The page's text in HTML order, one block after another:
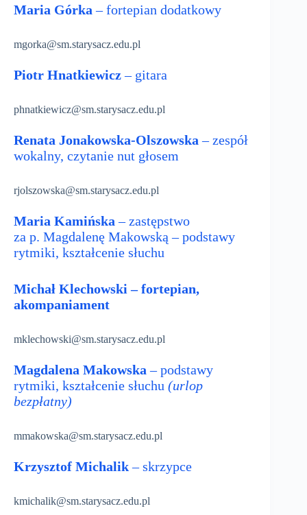
Maria Górka – fortepian dodatkowy
mgorka@sm.starysacz.edu.pl
Piotr Hnatkiewicz– gitara
phnatkiewicz@sm.starysacz.edu.pl
Renata Jonakowska-Olszowska – zespół
wokalny, czytanie nut głosem
rjolszowska@sm.starysacz.edu.pl
Maria Kamińska – zastępstwo
za p. Magdalenę Makowską – podstawy
rytmiki, kształcenie słuchu
Michał Klechowski – fortepian,
akompaniament
mklechowski@sm.starysacz.edu.pl
Magdalena Makowska – podstawy
rytmiki, kształcenie słuchu (urlop
bezpłatny)
mmakowska@sm.starysacz.edu.pl
Krzysztof Michalik– skrzypce
kmichalik@sm.starysacz.edu.pl